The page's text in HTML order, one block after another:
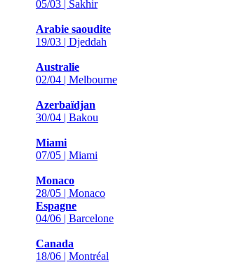
05/03 | Sakhir
Arabie saoudite
19/03 | Djeddah
Australie
02/04 | Melbourne
Azerbaïdjan
30/04 | Bakou
Miami
07/05 | Miami
Monaco
28/05 | Monaco
Espagne
04/06 | Barcelone
Canada
18/06 | Montréal